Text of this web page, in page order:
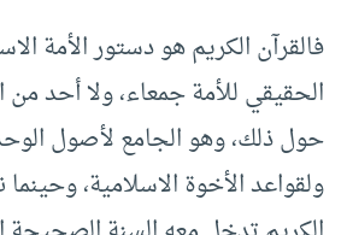
فالقرآن الكريم هو دستور الأمة
الحقيقي للأمة جمعاء، ولا أحد
حول ذلك، وهو الجامع لأصول
ولقواعد الأخوة الاسلامية،